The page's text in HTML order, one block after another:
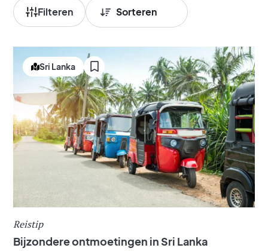
Filteren
Sri Lanka
Reistip
Bijzondere ontmoetingen in Sri Lanka